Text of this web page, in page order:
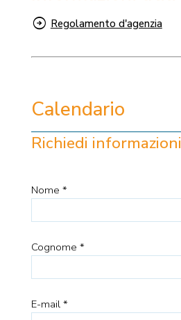
Regolamento d'agenzia
Calendario
Richiedi informazioni
Nome *
Cognome *
E-mail *